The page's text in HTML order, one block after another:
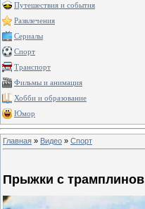
Путешествия и события
Развлечения
Сериалы
Спорт
Транспорт
Фильмы и анимация
Хобби и образование
Юмор
Главная » Видео » Спорт
Прыжки с трамплинов